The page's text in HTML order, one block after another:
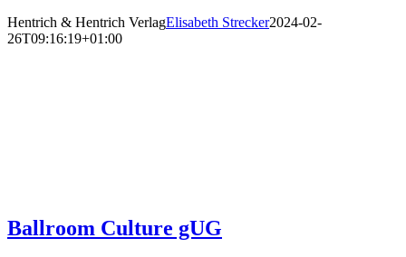
Hentrich & Hentrich VerlagElisabeth Strecker2024-02-
26T09:16:19+01:00
Ballroom Culture gUG